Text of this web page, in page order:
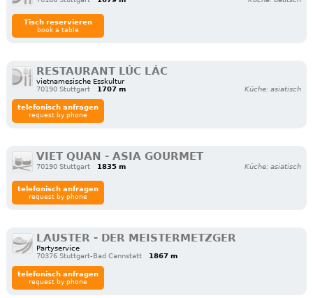
Tisch reservieren
book a table
RESTAURANT LÚC LÁC
vietnamesische Esskultur
70190 Stuttgart
1707 m Küche: asiatisch
telefonisch anfragen
request by phone
VIET QUAN - ASIA GOURMET
70190 Stuttgart 1835 m Küche: asiatisch
telefonisch anfragen
request by phone
LAUSTER - DER MEISTERMETZGER
Partyservice
70376 Stuttgart-Bad Cannstatt
1867 m
telefonisch anfragen
request by phone